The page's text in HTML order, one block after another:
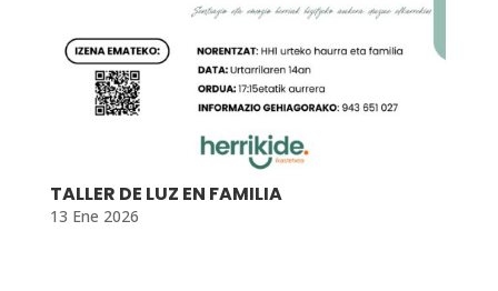
TALLER DE LUZ EN FAMILIA
13 Ene 2026